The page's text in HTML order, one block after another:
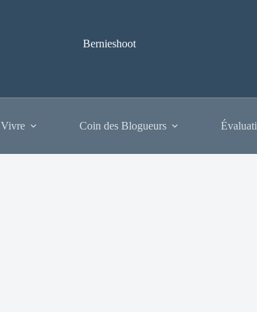
Bernieshoot
Coin des Blogueurs